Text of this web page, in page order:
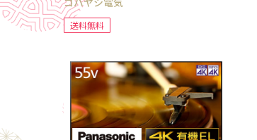
送料無料